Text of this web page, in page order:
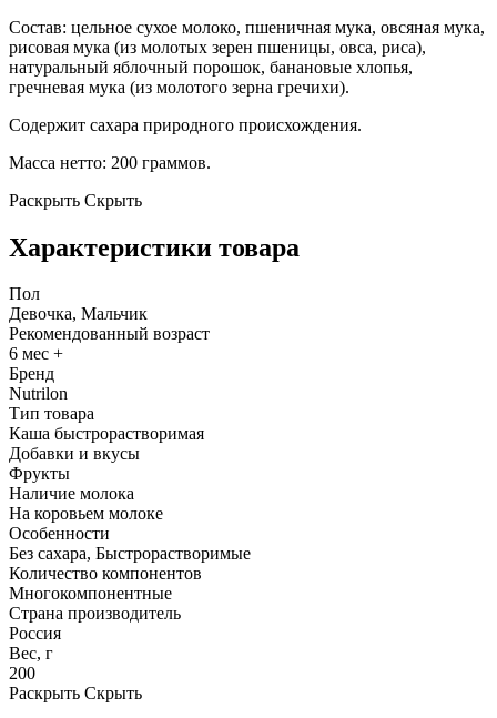
Состав: цельное сухое молоко, пшеничная мука, овсяная мука,
рисовая мука (из молотых зерен пшеницы, овса, риса),
натуральный яблочный порошок, банановые хлопья,
гречневая мука (из молотого зерна гречихи).
Содержит сахара природного происхождения.
Масса нетто: 200 граммов.
Раскрыть Скрыть
Характеристики товара
Пол
Девочка, Мальчик
Рекомендованный возраст
6 мес +
Бренд
Nutrilon
Тип товара
Каша быстрорастворимая
Добавки и вкусы
Фрукты
Наличие молока
На коровьем молоке
Особенности
Без сахара, Быстрорастворимые
Количество компонентов
Многокомпонентные
Страна производитель
Россия
Вес, г
200
Раскрыть Скрыть